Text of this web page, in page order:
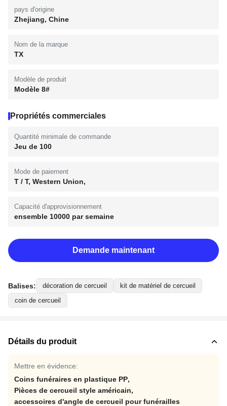
pays d'origine
Zhejiang, Chine
Nom de la marque
TX
Modèle de produit
Modèle 8#
Propriétés commerciales
Quantité minimale de commande
Jeu de 100
Mode de paiement
T / T, Western Union,
Capacité d'approvisionnement
ensemble 10000 par semaine
Demande maintenant
Balises: décoration de cercueil
kit de matériel de cercueil
coin de cercueil
Détails du produit
Mettre en évidence:
Coins funéraires en plastique PP,
Pièces de cercueil style américain,
accessoires d'angle de cercueil pour funérailles